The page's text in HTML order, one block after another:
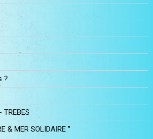
?
TREBES
& MER SOLIDAIRE "